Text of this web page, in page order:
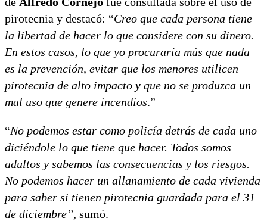
pirotecnia y destacó: “Creo que cada persona tiene
la libertad de hacer lo que considere con su dinero.
En estos casos, lo que yo procuraría más que nada
es la prevención, evitar que los menores utilicen
pirotecnia de alto impacto y que no se produzca un
mal uso que genere incendios.”
“No podemos estar como policía detrás de cada uno
diciéndole lo que tiene que hacer. Todos somos
adultos y sabemos las consecuencias y los riesgos.
No podemos hacer un allanamiento de cada vivienda
para saber si tienen pirotecnia guardada para el 31
de diciembre”, sumó.